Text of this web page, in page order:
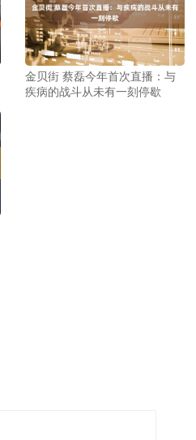
金贝街 蔡磊今年首次直播：与
疾病的战斗从未有一刻停歇